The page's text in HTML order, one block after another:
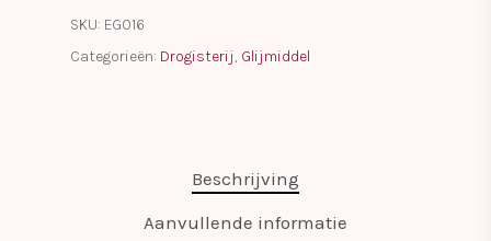
SKU: EG016
Categorieën: Drogisterij, Glijmiddel
Beschrijving
Aanvullende informatie